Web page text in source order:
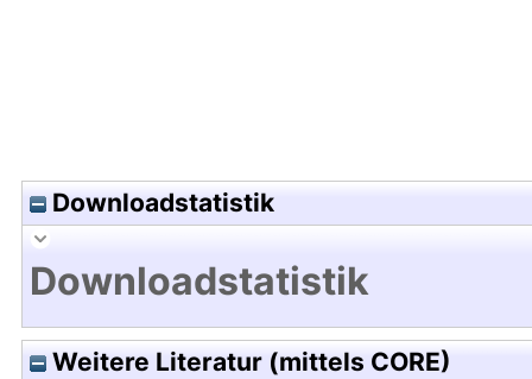
Downloadstatistik
Downloadstatistik
Weitere Literatur (mittels CORE)